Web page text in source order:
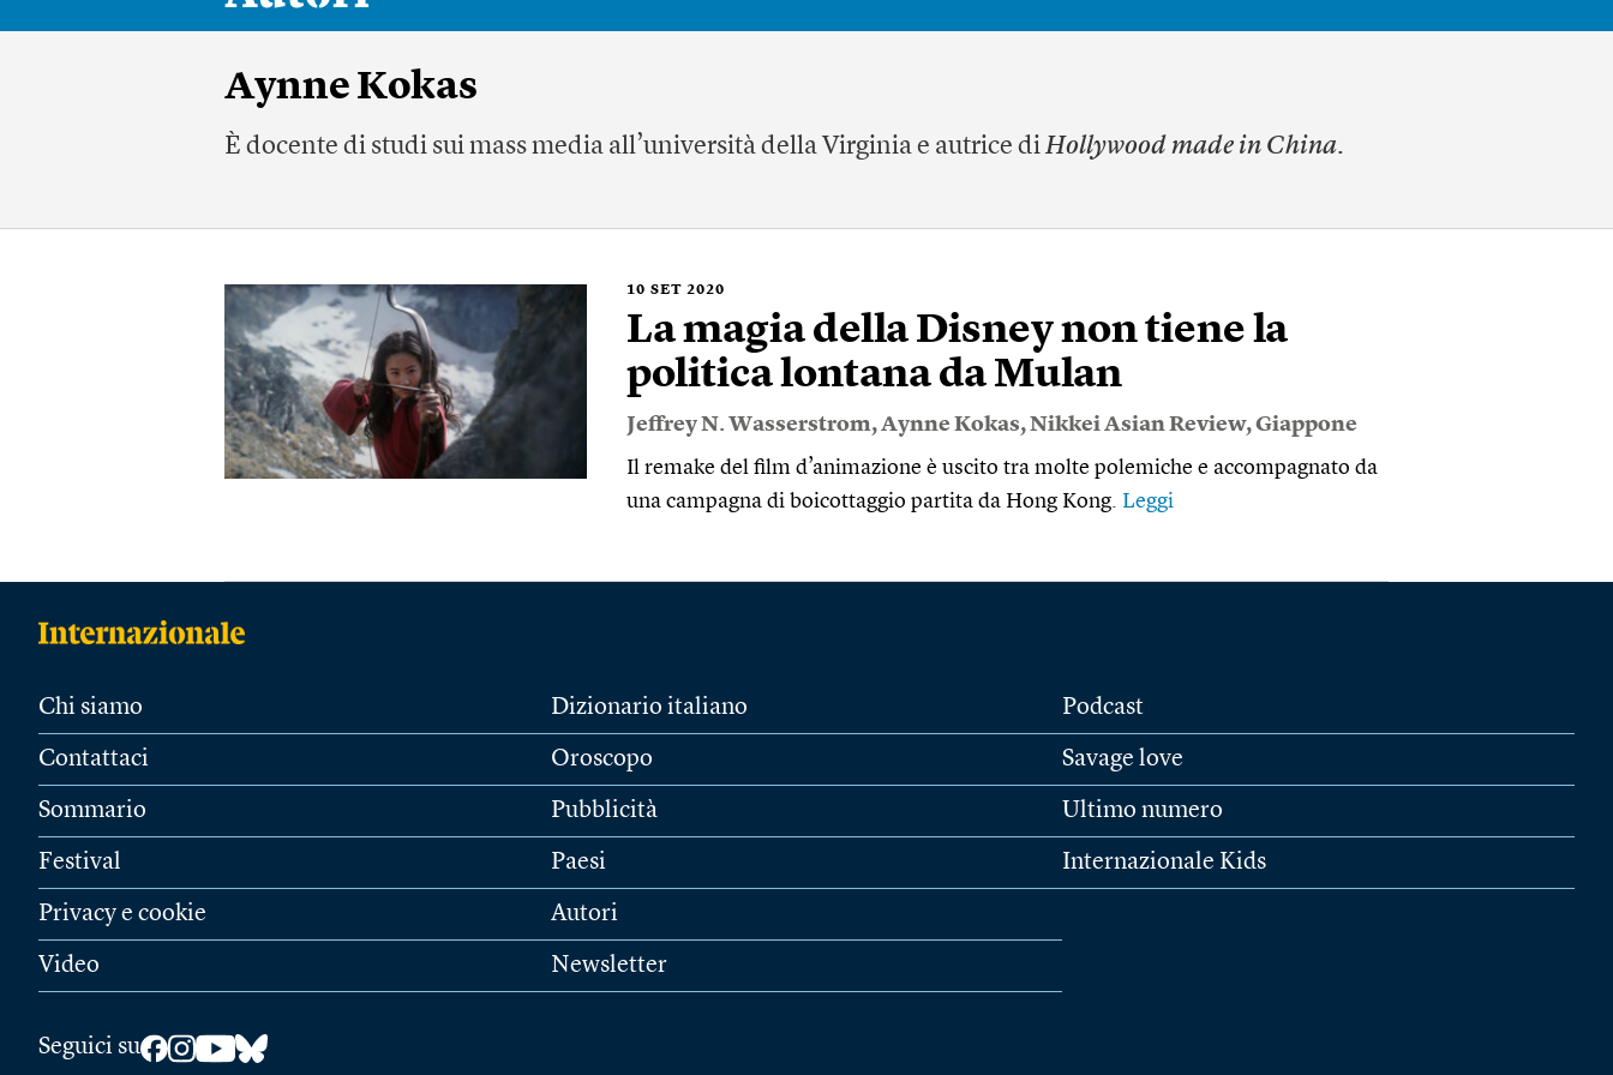
Aynne Kokas
È docente di studi sui mass media all’università della Virginia e autrice diHollywood made in China.
10 SET 2020
La magia della Disney non tiene la
politica lontana da Mulan
Jeffrey N. Wasserstrom,Aynne Kokas,Nikkei Asian Review,Giappone
Il remake del film d’animazione è uscito tra molte polemiche e accompagnato da
una campagna di boicottaggio partita da Hong Kong. Leggi
Chi siamo
Contattaci
Sommario
Festival
Privacy e cookie
Video
Dizionario italiano
Oroscopo
Pubblicità
Paesi
Autori
Newsletter
Podcast
Savage love
Ultimo numero
Internazionale Kids
Seguici su